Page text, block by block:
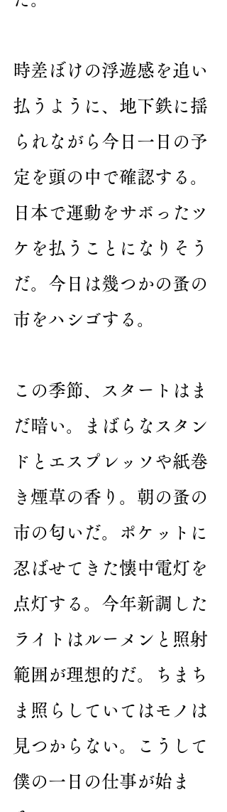
時差ぼけの浮遊感を追い
払うように、地下鉄に揺
られながら今日一日の予
定を頭の中で確認する。
日本で運動をサボったツ
ケを払うことになりそう
だ。今日は幾つかの蚤の
市をハシゴする。
この季節、スタートはま
だ暗い。まばらなスタン
ドとエスプレッソや紙巻
き煙草の香り。朝の蚤の
市の匂いだ。ポケットに
忍ばせてきた懐中電灯を
点灯する。今年新調した
ライトはルーメンと照射
範囲が理想的だ。ちまち
ま照らしていてはモノは
見つからない。こうして
僕の一日の仕事が始ま